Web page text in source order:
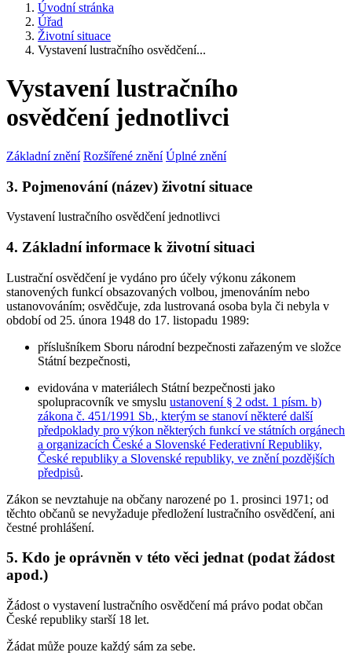
Úvodní stránka
Úřad
Životní situace
Vystavení lustračního osvědčení...
Vystavení lustračního
osvědčení jednotlivci
Základní znění Rozšířené znění Úplné znění
3. Pojmenování (název) životní situace
Vystavení lustračního osvědčení jednotlivci
4. Základní informace k životní situaci
Lustrační osvědčení je vydáno pro účely výkonu zákonem
stanovených funkcí obsazovaných volbou, jmenováním nebo
ustanovováním; osvědčuje, zda lustrovaná osoba byla či nebyla v
období od 25. února 1948 do 17. listopadu 1989:
příslušníkem Sboru národní bezpečnosti zařazeným ve složce
Státní bezpečnosti,
evidována v materiálech Státní bezpečnosti jako
spolupracovník ve smyslu ustanovení § 2 odst. 1 písm. b)
zákona č. 451/1991 Sb., kterým se stanoví některé další
předpoklady pro výkon některých funkcí ve státních orgánech
a organizacích České a Slovenské Federativní Republiky,
České republiky a Slovenské republiky, ve znění pozdějších
předpisů.
Zákon se nevztahuje na občany narozené po 1. prosinci 1971; od
těchto občanů se nevyžaduje předložení lustračního osvědčení, ani
čestné prohlášení.
5. Kdo je oprávněn v této věci jednat (podat žádost
apod.)
Žádost o vystavení lustračního osvědčení má právo podat občan
České republiky starší 18 let.
Žádat může pouze každý sám za sebe.